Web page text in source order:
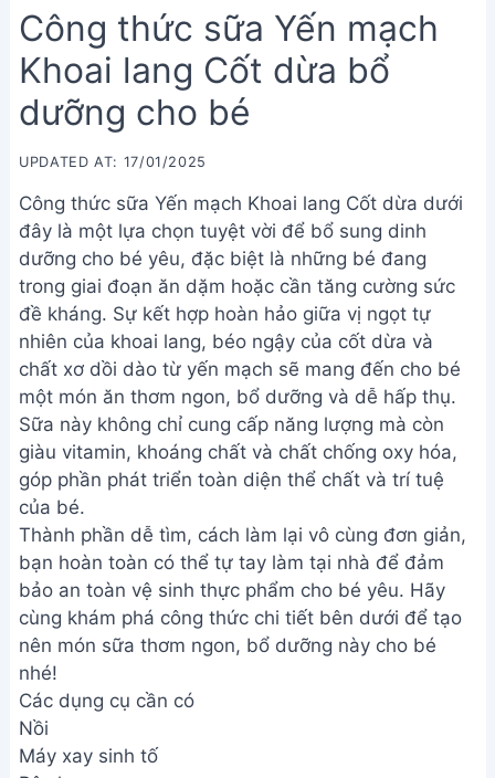
Công thức sữa Yến mạch
Khoai lang Cốt dừa bổ
dưỡng cho bé
UPDATED AT: 17/01/2025
Công thức sữa Yến mạch Khoai lang Cốt dừa dưới
đây là một lựa chọn tuyệt vời để bổ sung dinh
dưỡng cho bé yêu, đặc biệt là những bé đang
trong giai đoạn ăn dặm hoặc cần tăng cường sức
đề kháng. Sự kết hợp hoàn hảo giữa vị ngọt tự
nhiên của khoai lang, béo ngậy của cốt dừa và
chất xơ dồi dào từ yến mạch sẽ mang đến cho bé
một món ăn thơm ngon, bổ dưỡng và dễ hấp thụ.
Sữa này không chỉ cung cấp năng lượng mà còn
giàu vitamin, khoáng chất và chất chống oxy hóa,
góp phần phát triển toàn diện thể chất và trí tuệ
của bé.
Thành phần dễ tìm, cách làm lại vô cùng đơn giản,
bạn hoàn toàn có thể tự tay làm tại nhà để đảm
bảo an toàn vệ sinh thực phẩm cho bé yêu. Hãy
cùng khám phá công thức chi tiết bên dưới để tạo
nên món sữa thơm ngon, bổ dưỡng này cho bé
nhé!
Các dụng cụ cần có
Nồi
Máy xay sinh tố